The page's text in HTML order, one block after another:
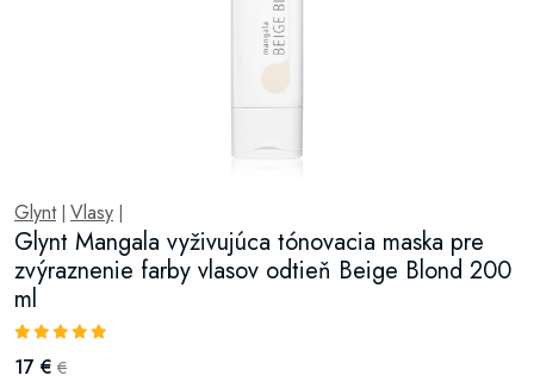
Glynt| Vlasy
Glynt Mangala vyživujúca tónovacia maska pre
zvýraznenie farby vlasov odtieň Beige Blond 200
ml
17 € €